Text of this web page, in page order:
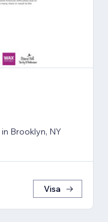
Brooklyn, NY
Visa